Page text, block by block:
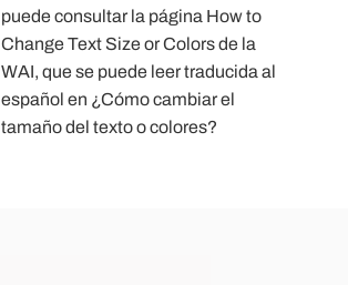
puede consultar la página How to
Change Text Size or Colors de la
WAI, que se puede leer traducida al
español en ¿Cómo cambiar el
tamaño del texto o colores?